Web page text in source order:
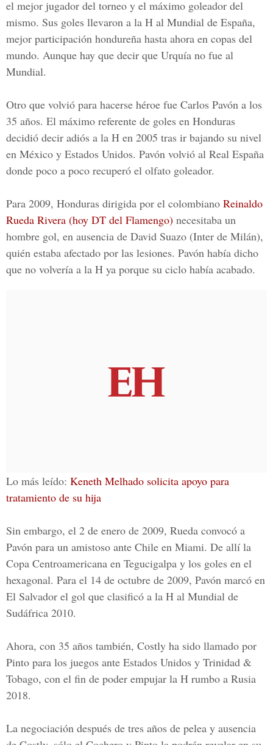
el mejor jugador del torneo y el máximo goleador del
mismo. Sus goles llevaron a la H al Mundial de España,
mejor participación hondureña hasta ahora en copas del
mundo. Aunque hay que decir que Urquía no fue al
Mundial.
Otro que volvió para hacerse héroe fue Carlos Pavón a los
35 años. El máximo referente de goles en Honduras
decidió decir adiós a la H en 2005 tras ir bajando su nivel
en México y Estados Unidos. Pavón volvió al Real España
donde poco a poco recuperó el olfato goleador.
Para 2009, Honduras dirigida por el colombiano Reinaldo
Rueda Rivera (hoy DT del Flamengo) necesitaba un
hombre gol, en ausencia de David Suazo (Inter de Milán),
quién estaba afectado por las lesiones. Pavón había dicho
que no volvería a la H ya porque su ciclo había acabado.
Lo más leído: Keneth Melhado solicita apoyo para
tratamiento de su hija
Sin embargo, el 2 de enero de 2009, Rueda convocó a
Pavón para un amistoso ante Chile en Miami. De allí la
Copa Centroamericana en Tegucigalpa y los goles en el
hexagonal. Para el 14 de octubre de 2009, Pavón marcó en
El Salvador el gol que clasificó a la H al Mundial de
Sudáfrica 2010.
Ahora, con 35 años también, Costly ha sido llamado por
Pinto para los juegos ante Estados Unidos y Trinidad &
Tobago, con el fin de poder empujar la H rumbo a Rusia
2018.
La negociación después de tres años de pelea y ausencia